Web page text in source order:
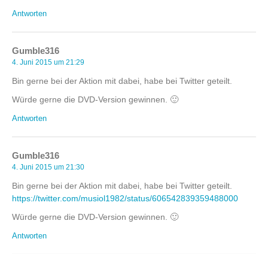
Antworten
Gumble316
4. Juni 2015 um 21:29
Bin gerne bei der Aktion mit dabei, habe bei Twitter geteilt.
Würde gerne die DVD-Version gewinnen. 🙂
Antworten
Gumble316
4. Juni 2015 um 21:30
Bin gerne bei der Aktion mit dabei, habe bei Twitter geteilt.
https://twitter.com/musiol1982/status/606542839359488000
Würde gerne die DVD-Version gewinnen. 🙂
Antworten